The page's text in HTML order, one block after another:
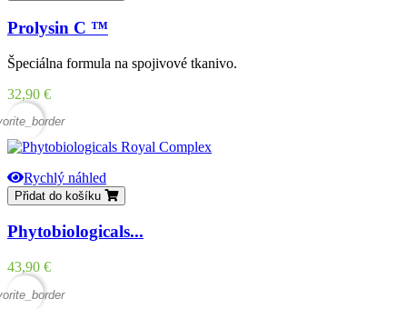
Prolysin C ™
Špeciálna formula na spojivové tkanivo.
Cena
32,90 €
Rychlý náhled
Přidat do košíku
Phytobiologicals...
Cena
43,90 €